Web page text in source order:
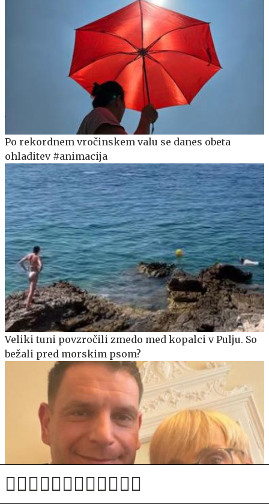
Po rekordnem vročinskem valu se danes obeta
ohladitev #animacija
Veliki tuni povzročili zmedo med kopalci v Pulju. So
bežali pred morskim psom?